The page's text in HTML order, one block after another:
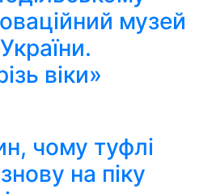
музей
віки»
чому туфлі
на піку